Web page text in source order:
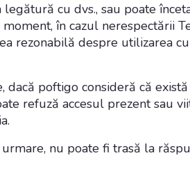
cu dvs., sau poate
în cazul nerespectării
rezonabilă despre utilizarea
poftigo consideră că
refuză accesul prezent sau
nu poate fi trasă la